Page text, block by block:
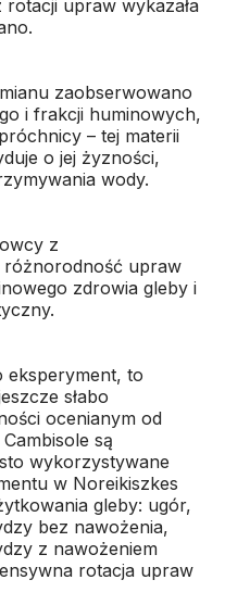
upraw wykazała
zaobserwowano
i frakcji huminowych,
– tej materii
o jej żyzności,
wody.
z
różnorodność upraw
zdrowia gleby i
eksperyment, to
słabo
ocenianym od
są
wykorzystywane
w Noreikiszkes
gleby: ugór,
bez nawożenia,
z nawożeniem
rotacja upraw